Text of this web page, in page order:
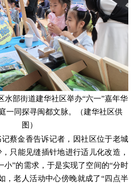
水部街道建华社区举办“六一”嘉年华
一同探寻闽都文脉。（建华社区供
图）
蔡金香告诉记者，因社区位于老城
只能见缝插针地进行适儿化改造，
小”的需求，于是实现了空间的“分时
，老人活动中心傍晚就成了“四点半